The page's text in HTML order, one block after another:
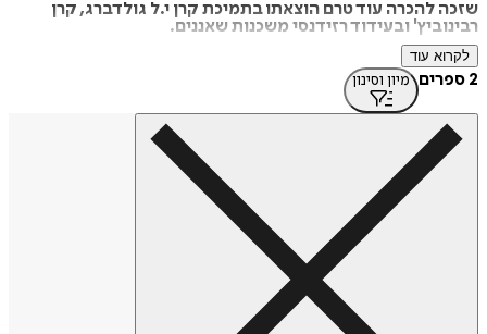
שזכה להכרה עוד טרם הוצאתו בתמיכת קרן י.ל גולדברג, קרן
רבינוביץ' ובעידוד רזידנסי משכנות שאננים.
גרינברג הוא בוגר החוג לכלכלה ותקשורת באוניברסיטת חיפה
ובעל תואר שני בכלכלה ומשפטים מאוניברסיטת המבורג, בין
העובדים הראשונים של "פייסבוק ישראל", הקים, בין היתר, את
צוות גיימינג ישראל ודרום אירופה ובעשור האחרון מנהל צוותי
ולקוחות גיימינג בישראל ובעולם במחלקת השיווק של "מטא
ישראל". לצד העבודה בהייטק, הוא מלמד כתיבה וסטורי-טלינג
במסגרות שונות.
לקרוא עוד
2 ספרים מיון וסינון